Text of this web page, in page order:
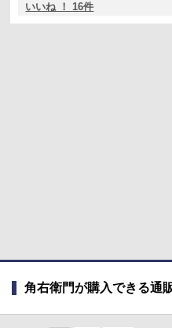
いいね ！ 16件
角右衛門が購入できる通